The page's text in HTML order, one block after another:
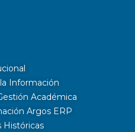
Información
Académica
Argos ERP
Históricas